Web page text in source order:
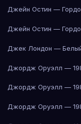
Джейн Остин —
Джейн Остин —
Джек Лондон —
Джордж Оруэлл —
Джордж Оруэлл —
Джордж Оруэлл —